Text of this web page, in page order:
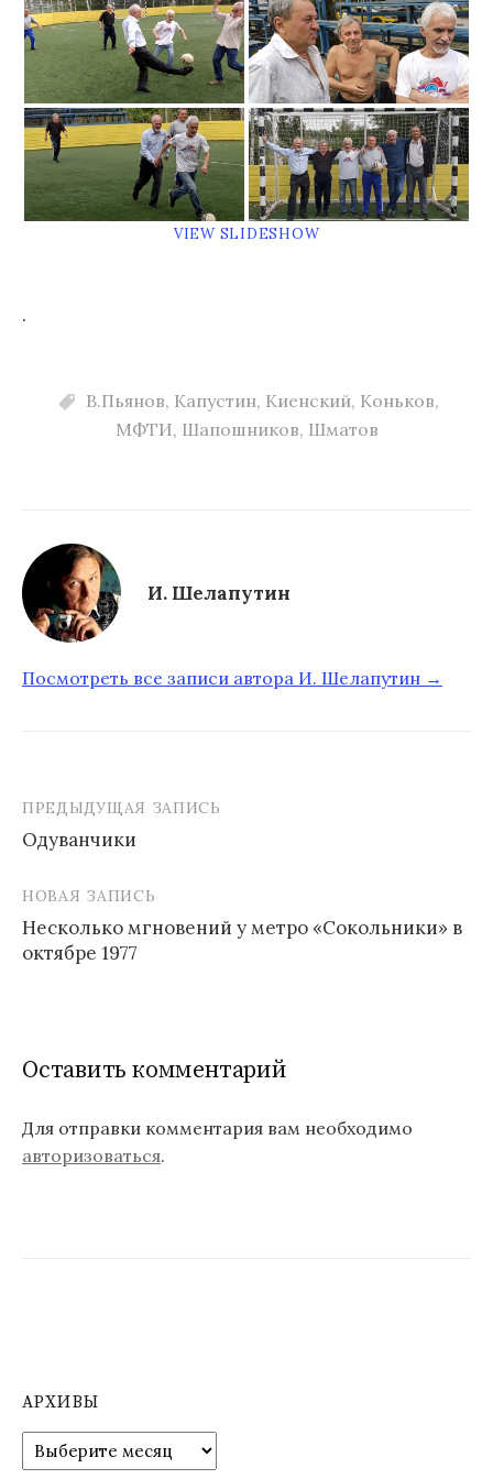
VIEW SLIDESHOW
.
В.Пьянов, Капустин, Киенский, Коньков,
МФТИ, Шапошников, Шматов
И. Шелапутин
Посмотреть все записи автора И. Шелапутин →
а
в
а
и
и
ПРЕДЫДУЩАЯ ЗАПИСЬ
Одуванчики
НОВАЯ ЗАПИСЬ
Несколько мгновений у метро «Сокольники» в
октябре 1977
Оставить комментарий
Для отправки комментария вам необходимо
авторизоваться.
АРХИВЫ
р